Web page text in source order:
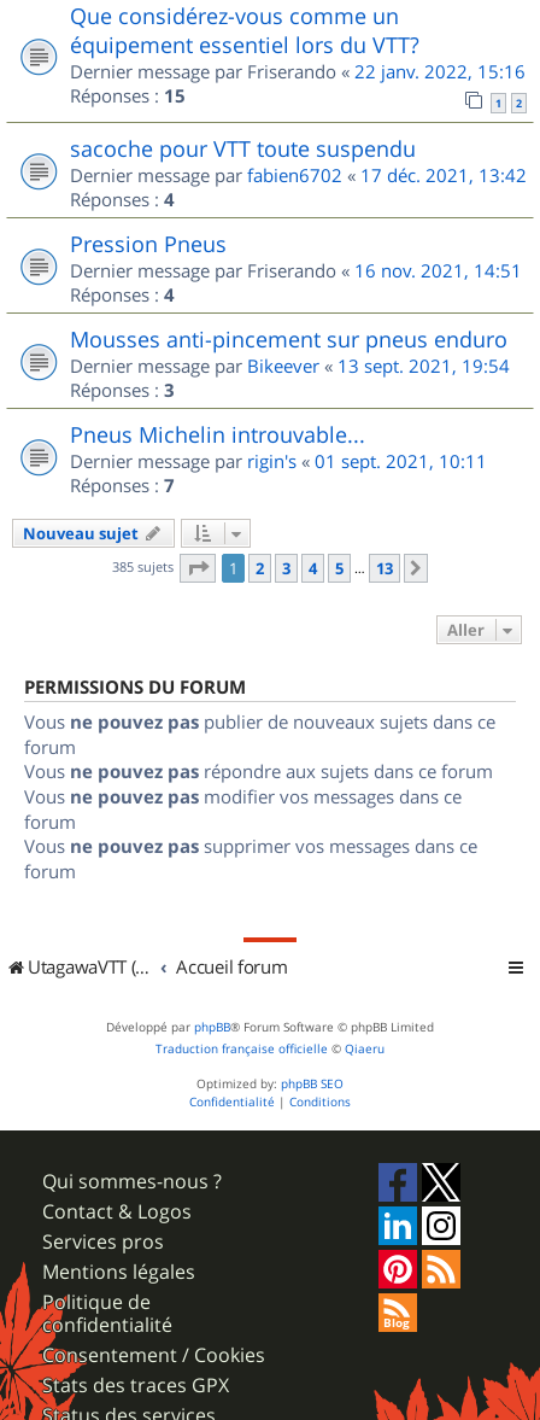
Que considérez-vous comme un
équipement essentiel lors du VTT?
Dernier message par Friserando « 22 janv. 2022, 15:16
Réponses : 15 1 2
sacoche pour VTT toute suspendu
Dernier message par fabien6702 « 17 déc. 2021, 13:42
Réponses : 4
Pression Pneus
Dernier message par Friserando « 16 nov. 2021, 14:51
Réponses : 4
Mousses anti-pincement sur pneus enduro
Dernier message par Bikeever « 13 sept. 2021, 19:54
Réponses : 3
Pneus Michelin introuvable...
Dernier message par rigin's « 01 sept. 2021, 10:11
Réponses : 7
Nouveau sujet
385 sujets Page 1sur
1 2 3 4 5 … 13
Aller
PERMISSIONS DU FORUM
Vous ne pouvez pas publier de nouveaux sujets dans ce
forum
Vous ne pouvez pas répondre aux sujets dans ce forum
Vous ne pouvez pas modifier vos messages dans ce
forum
Vous ne pouvez pas supprimer vos messages dans ce
forum
UtagawaVTT (Randos VTT et VTTAE avec traces GPS) Accueil forum
Développé par phpBB® Forum Software © phpBB Limited
Traduction française officielle © Qiaeru
Optimized by: phpBB SEO
Confidentialité | Conditions
Qui sommes-nous ?
Contact & Logos
Services pros
Mentions légales
Politique de
confidentialité
Consentement / Cookies
Stats des traces GPX